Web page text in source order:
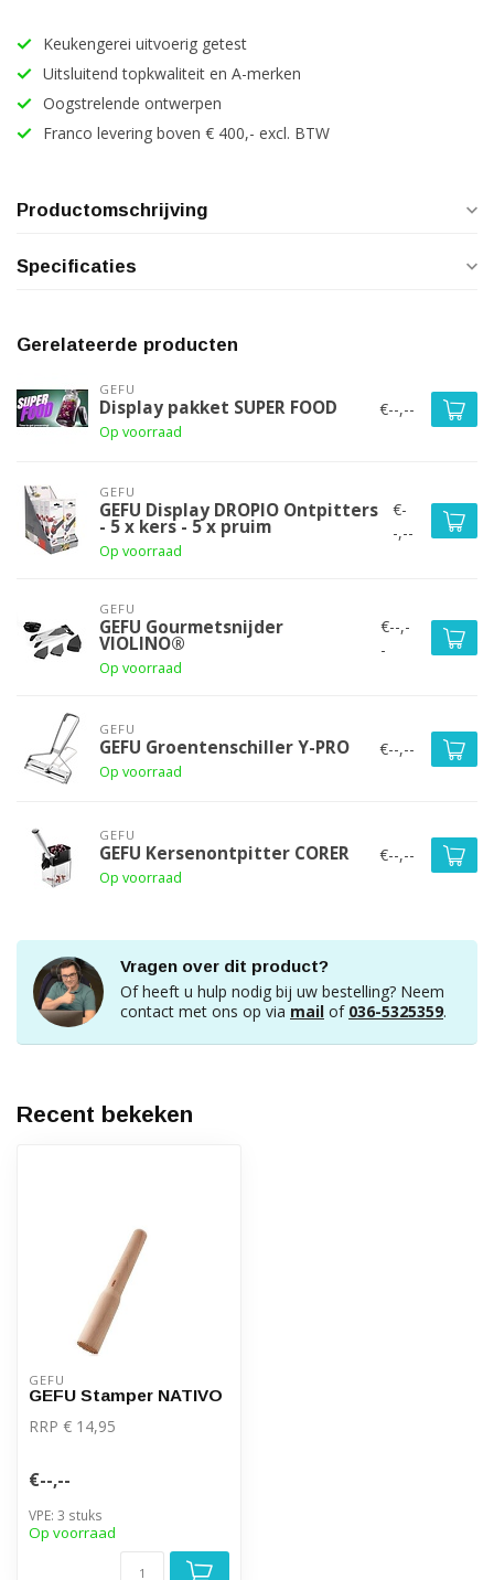
Keukengerei uitvoerig getest
Uitsluitend topkwaliteit en A-merken
Oogstrelende ontwerpen
Franco levering boven € 400,- excl. BTW
Productomschrijving
Specificaties
Gerelateerde producten
GEFU
Display pakket SUPER FOOD
Op voorraad
€--,--
GEFU
GEFU Display DROPIO Ontpitters
- 5 x kers - 5 x pruim
Op voorraad
€-
-,--
GEFU
GEFU Gourmetsnijder
VIOLINO®
Op voorraad
€--,-
-
GEFU
GEFU Groentenschiller Y-PRO
Op voorraad
€--,--
GEFU
GEFU Kersenontpitter CORER
Op voorraad
€--,--
Vragen over dit product?
Of heeft u hulp nodig bij uw bestelling? Neem
contact met ons op via mail of 036-5325359.
Recent bekeken
GEFU
GEFU Stamper NATIVO
RRP € 14,95
€--,--
VPE: 3 stuks
Op voorraad